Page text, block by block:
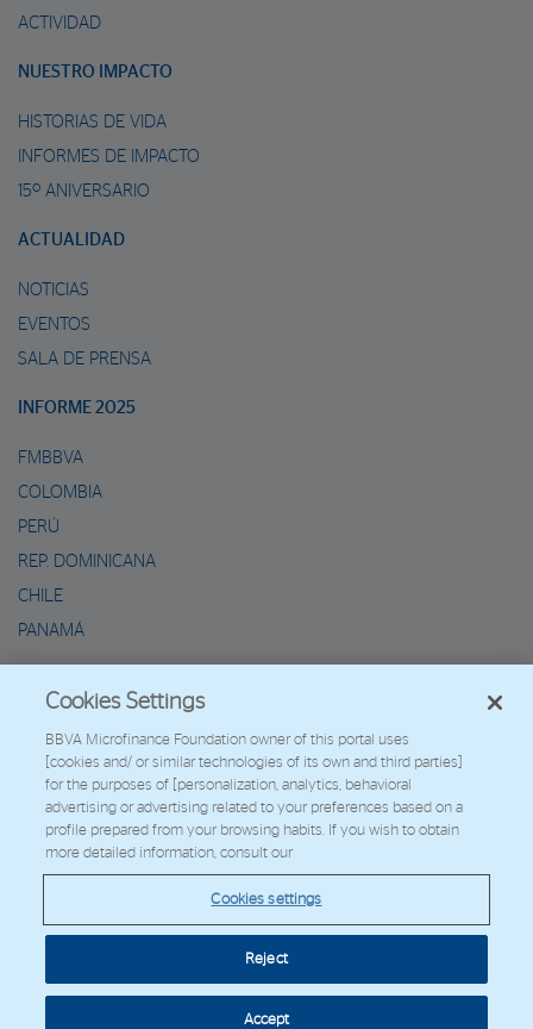
ACTIVIDAD
NUESTRO IMPACTO
HISTORIAS DE VIDA
INFORMES DE IMPACTO
15º ANIVERSARIO
ACTUALIDAD
NOTICIAS
EVENTOS
SALA DE PRENSA
INFORME 2025
FMBBVA
COLOMBIA
PERÚ
REP. DOMINICANA
CHILE
PANAMÁ
2026 - Fundación Microfinanzas BBVA
Trabaja con nosotros
© Copyright 2026 - FMBBVA.
Cookies settings
Cookies Settings
BBVA Microfinance Foundation owner of this portal uses
[cookies and/ or similar technologies of its own and third parties]
for the purposes of [personalization, analytics, behavioral
advertising or advertising related to your preferences based on a
profile prepared from your browsing habits. If you wish to obtain
more detailed information, consult our
Cookies settings
Reject
Accept